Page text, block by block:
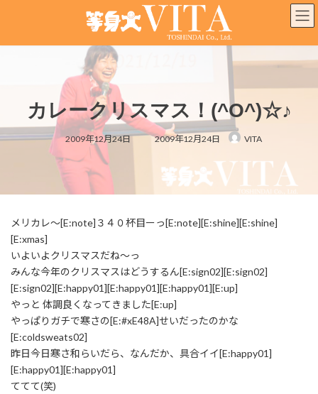
ン
プ
ー
動
カレークリスマス！(^O^)☆♪
2009年12月24日
最
終
日
時
2009年12月24日 VITA
メリカレ～[E:note]３４０杯目ーっ[E:note][E:shine][E:shine]
[E:xmas]
いよいよクリスマスだね～っ
みんな今年のクリスマスはどうするん[E:sign02][E:sign02]
[E:sign02][E:happy01][E:happy01][E:happy01][E:up]
やっと 体調良くなってきました[E:up]
やっぱりガチで寒さの[E:#xE48A]せいだったのかな
[E:coldsweats02]
昨日今日寒さ和らいだら、なんだか、具合イイ[E:happy01]
[E:happy01][E:happy01]
ててて(笑)